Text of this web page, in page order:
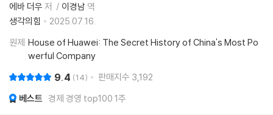
에바 더우 저 이경남 역
생각의힘
2025.07.16.
원제 House of Huawei: The Secret History of China's Most Po
werful Company
9.4 14 판매지수 3,192
베스트 경제 경영 top100 1주